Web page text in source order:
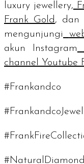
luxury jewellery,
Frank Gold, dan
mengunjungi
akun Instagram
channel Youtube
#Frankandco
#NaturalDiamond